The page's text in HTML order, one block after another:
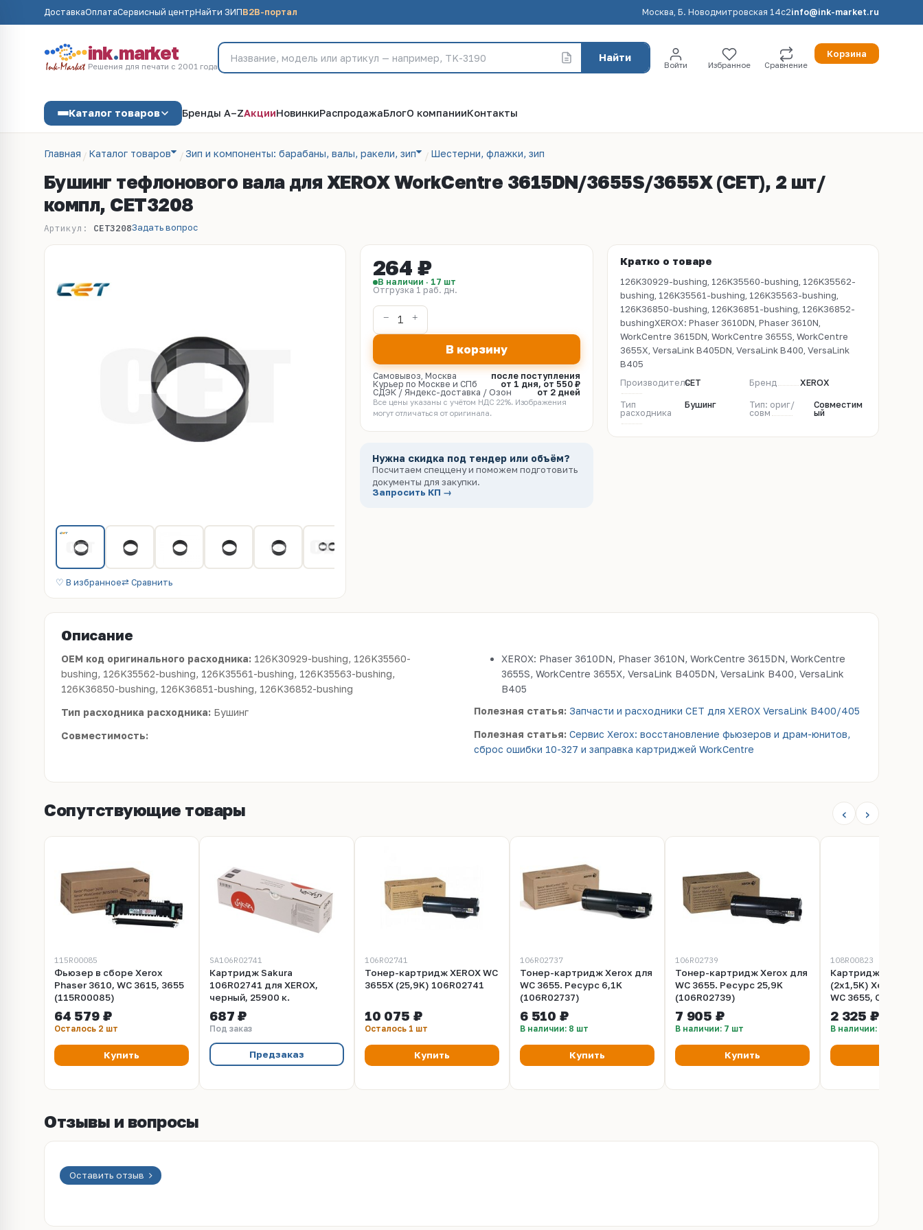
ДоставкаОплатаСервисный центрНайти ЗИПB2B-портал Москва, Б. Новодмитровская 14с2info@ink-market.ru
ink.market
Решения для печати с 2001 года
Найти
Войти Избранное Сравнение
Корзина
Каталог товаров Бренды A–ZАкцииНовинкиРаспродажаБлогО компанииКонтакты
Главная Каталог товаров Зип и компоненты: барабаны, валы, ракели, зип Шестерни, флажки, зип
Бушинг тефлонового вала для XEROX WorkCentre 3615DN/3655S/3655X (CET), 2 шт/
компл, CET3208
Артикул: CET3208Задать вопрос
♡ В избранное⇄ Сравнить
264 ₽
В наличии · 17 шт
Отгрузка 1 раб. дн.
В корзину
Самовывоз, Москва
после поступления
Курьер по Москве и СПб
от 1 дня, от 550 ₽
СДЭК / Яндекс-доставка / Озон
от 2 дней
Все цены указаны с учётом НДС 22%. Изображения
могут отличаться от оригинала.
Нужна скидка под тендер или объём?
Посчитаем спеццену и поможем подготовить
документы для закупки.
Запросить КП →
Кратко о товаре
126K30929-bushing, 126K35560-bushing, 126K35562-
bushing, 126K35561-bushing, 126K35563-bushing,
126K36850-bushing, 126K36851-bushing, 126K36852-
bushingXEROX: Phaser 3610DN, Phaser 3610N,
WorkCentre 3615DN, WorkCentre 3655S, WorkCentre
3655X, VersaLink B405DN, VersaLink B400, VersaLink
B405
ПроизводительCET Бренд XEROX
Тип
расходника
Бушинг
Тип: ориг/
совм
Совместим
ый
Описание
OEM код оригинального расходника: 126K30929-bushing, 126K35560-
bushing, 126K35562-bushing, 126K35561-bushing, 126K35563-bushing,
126K36850-bushing, 126K36851-bushing, 126K36852-bushing
Тип расходника расходника: Бушинг
Совместимость:
XEROX: Phaser 3610DN, Phaser 3610N, WorkCentre 3615DN, WorkCentre
3655S, WorkCentre 3655X, VersaLink B405DN, VersaLink B400, VersaLink
B405
Полезная статья: Запчасти и расходники CET для XEROX VersaLink B400/405
Полезная статья: Сервис Xerox: восстановление фьюзеров и драм-юнитов,
сброс ошибки 10-327 и заправка картриджей WorkCentre
Сопутствующие товары ‹ ›
115R00085
Фьюзер в сборе Xerox
Phaser 3610, WC 3615, 3655
(115R00085)
64 579 ₽
Осталось 2 шт
Купить
SA106R02741
Картридж Sakura
106R02741 для XEROX,
черный, 25900 к.
687 ₽
Под заказ
Предзаказ
106R02741
Тонер-картридж XEROX WC
3655X (25,9K) 106R02741
10 075 ₽
Осталось 1 шт
Купить
106R02737
Тонер-картридж Xerox для
WC 3655. Ресурс 6,1K
(106R02737)
6 510 ₽
В наличии: 8 шт
Купить
106R02739
Тонер-картридж Xerox для
WC 3655. Ресурс 25,9K
(106R02739)
7 905 ₽
В наличии: 7 шт
Купить
108R00823
Картридж со
(2x1,5K) Xerox
WC 3655, CQ 8700,
Ресурс 3000
(108R00823)
2 325 ₽
В наличии: 11 шт
Отзывы и вопросы
Оставить отзыв